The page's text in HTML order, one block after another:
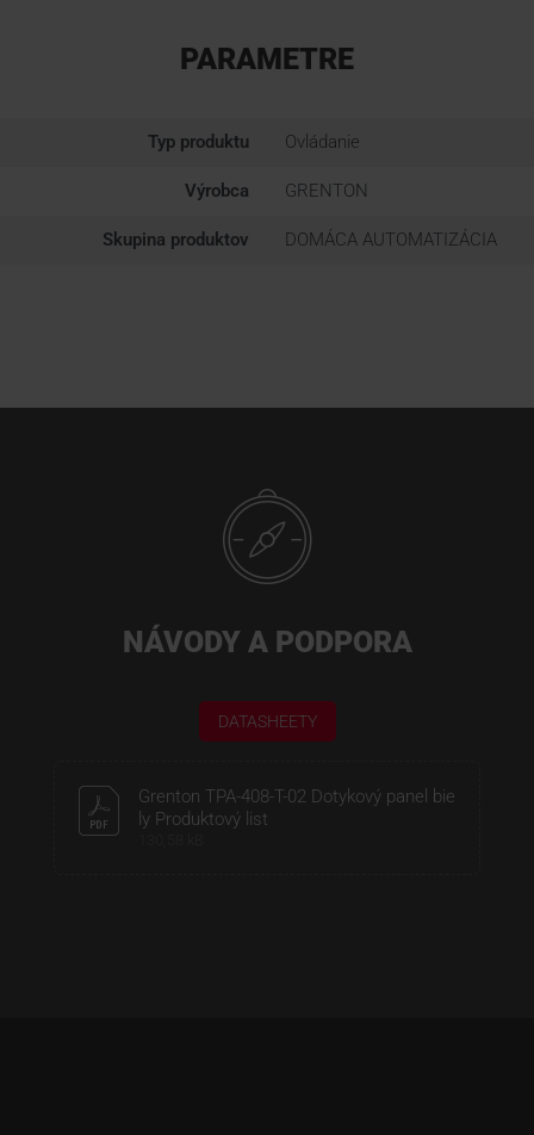
PARAMETRE
Typ produktu Ovládanie
Výrobca GRENTON
Skupina produktov DOMÁCA AUTOMATIZÁCIA
NÁVODY A PODPORA
DATASHEETY
Grenton TPA-408-T-02 Dotykový panel bie
ly Produktový list